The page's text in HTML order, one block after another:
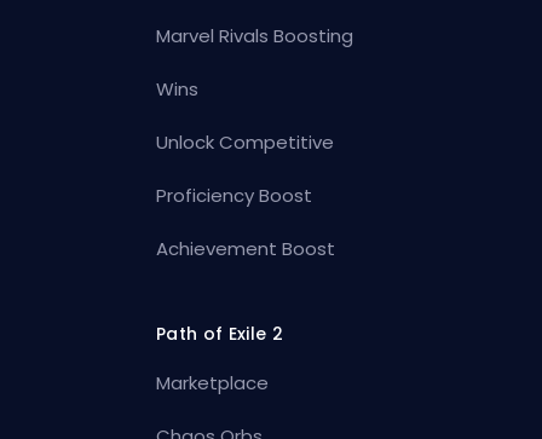
Marvel Rivals Boosting
Wins
Unlock Competitive
Proficiency Boost
Achievement Boost
Path of Exile 2
Marketplace